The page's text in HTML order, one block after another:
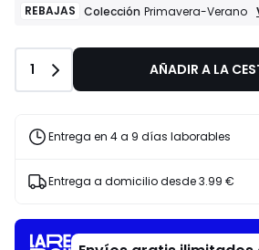
de
€
25%
descuento
REBAJAS Colección Primavera-Verano
Cantidad
1 AÑADIR A LA
Entrega en 4 a 9 días laborables
Entrega a domicilio desde3.99 €